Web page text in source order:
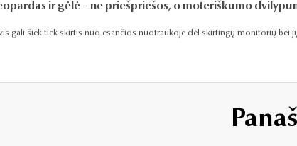
ir gėlė – ne priešpriešos, o moteriškumo
gali šiek tiek skirtis nuo esančios nuotraukoje dėl skirtingų monitorių bei